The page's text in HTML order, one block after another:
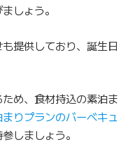
しょう。
提供しており、誕生日
め、食材持込の素泊ま
りプランのバーベキュ
しましょう。